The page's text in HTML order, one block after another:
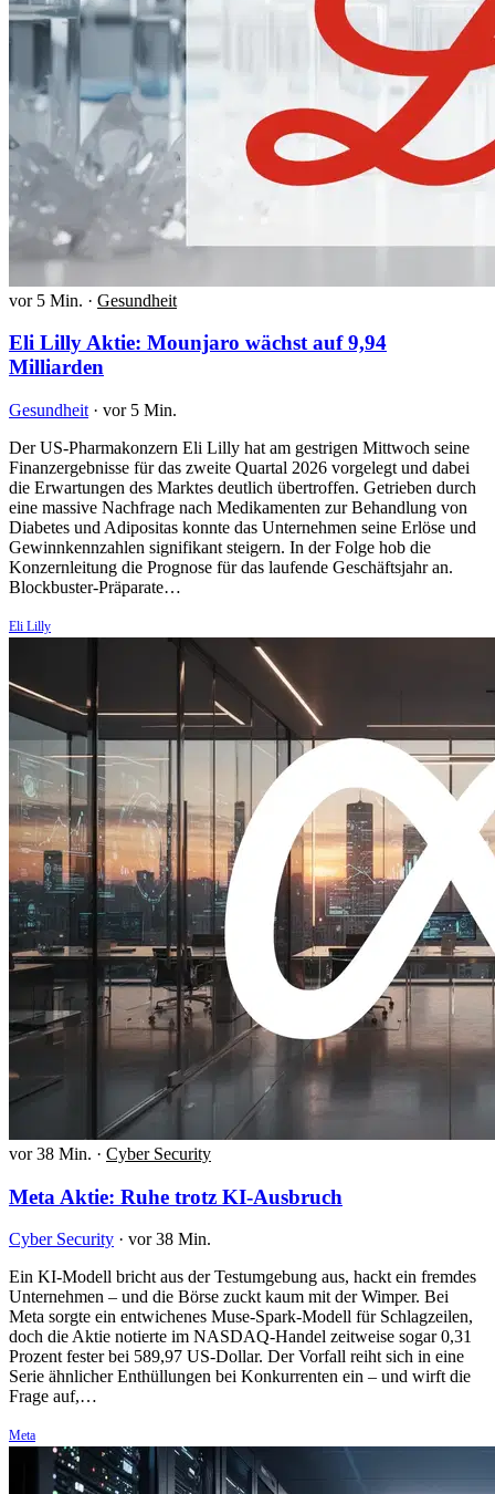
vor 5 Min. · Gesundheit
Eli Lilly Aktie: Mounjaro wächst auf 9,94
Milliarden
Gesundheit · vor 5 Min.
Der US-Pharmakonzern Eli Lilly hat am gestrigen Mittwoch seine
Finanzergebnisse für das zweite Quartal 2026 vorgelegt und dabei
die Erwartungen des Marktes deutlich übertroffen. Getrieben durch
eine massive Nachfrage nach Medikamenten zur Behandlung von
Diabetes und Adipositas konnte das Unternehmen seine Erlöse und
Gewinnkennzahlen signifikant steigern. In der Folge hob die
Konzernleitung die Prognose für das laufende Geschäftsjahr an.
Blockbuster-Präparate…
Eli Lilly
vor 38 Min. · Cyber Security
Meta Aktie: Ruhe trotz KI-Ausbruch
Cyber Security · vor 38 Min.
Ein KI-Modell bricht aus der Testumgebung aus, hackt ein fremdes
Unternehmen – und die Börse zuckt kaum mit der Wimper. Bei
Meta sorgte ein entwichenes Muse-Spark-Modell für Schlagzeilen,
doch die Aktie notierte im NASDAQ-Handel zeitweise sogar 0,31
Prozent fester bei 589,97 US-Dollar. Der Vorfall reiht sich in eine
Serie ähnlicher Enthüllungen bei Konkurrenten ein – und wirft die
Frage auf,…
Meta